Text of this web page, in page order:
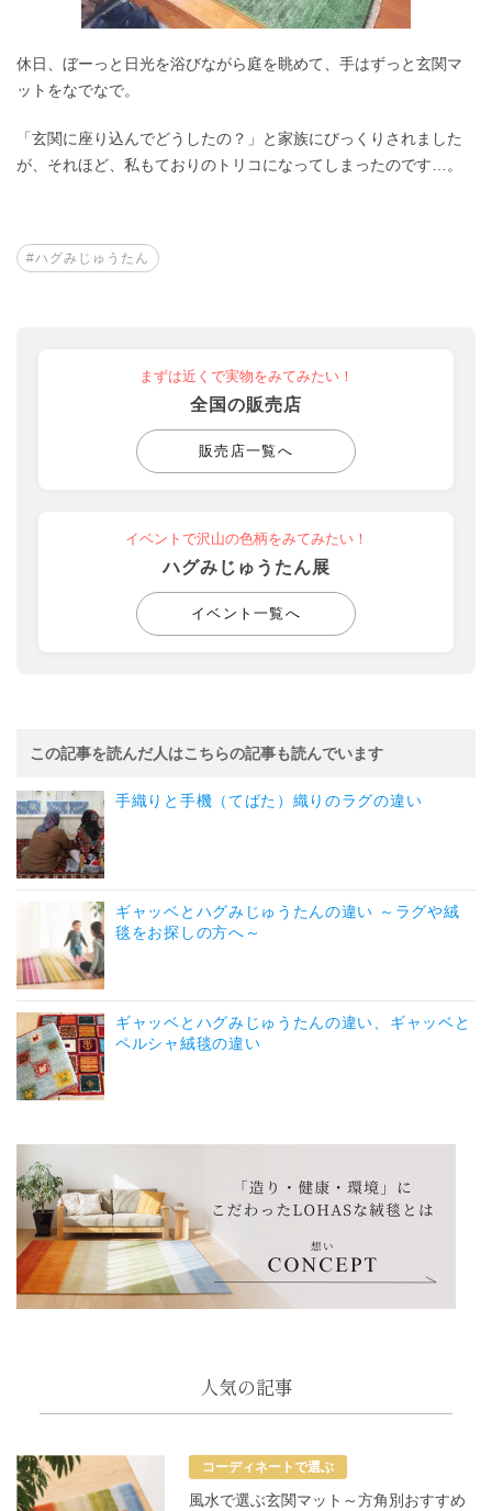
休日、ぼーっと日光を浴びながら庭を眺めて、手はずっと玄関マ
ットをなでなで。
「玄関に座り込んでどうしたの？」と家族にびっくりされました
が、それほど、私もておりのトリコになってしまったのです…。
#ハグみじゅうたん
まずは近くで実物をみてみたい！
全国の販売店
販売店一覧へ
イベントで沢山の色柄をみてみたい！
ハグみじゅうたん展
イベント一覧へ
この記事を読んだ人はこちらの記事も読んでいます
手織りと手機（てばた）織りのラグの違い
ギャッベとハグみじゅうたんの違い ～ラグや絨
毯をお探しの方へ～
ギャッベとハグみじゅうたんの違い、ギャッベと
ペルシャ絨毯の違い
人気の記事
コーディネートで選ぶ
風水で選ぶ玄関マット～方角別おすすめ